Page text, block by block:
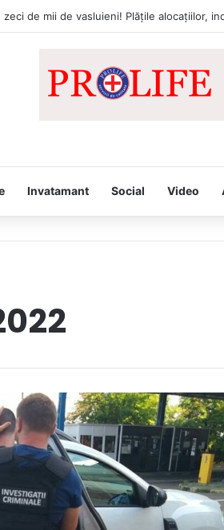
joi, la Vaslui, Icoana făcătoare de
Invatamant Social Video